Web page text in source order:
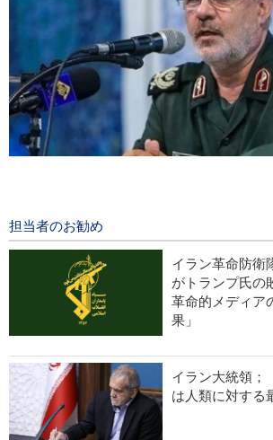
イラン国家安保評議会書記；「ホルモズ海
言動修正が条件」
米誌フォーリンアフェアーズ；「米国は西
米CNNが暴露：「米軍司令本部は戦争から
IRIB国際放送局長；「ジャーナリストは現
位置」
担当者のお勧め
イラン革命防衛
がトランプ氏の
革命的メディア
果」
イラン大統領；
は人類に対する